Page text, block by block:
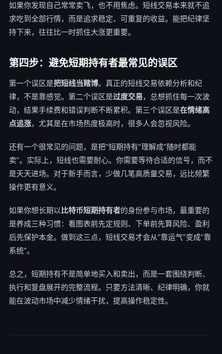
如果你发现自己常常卖飞，也不用焦虑。短线交易本来就不追
求吃到全部行情，而是追求稳定、可重复的收益。能把纪律坚
持下来，往往比一时抓住大涨更重要。
第四步：避免短期持有者最常见的误区
第一个误区是把短线当赌博。真正的短线交易依赖分析和纪
律，不是靠感觉。第二个误区是过度交易，总想抓住每一次波
动，结果手续费和错误判断不断累积。第三个误区是在情绪高
点追涨，尤其是在市场热度极高时，很多人会忽视风险。
还有一个很常见的问题，是把“短期持有”理解成“随时都能
卖”。实际上，短线也需要耐心。你需要等待合适的信号，而不
是天天进场。对于新手而言，少做几笔高质量交易，远比频繁
操作更有意义。
如果你想长期以比特币短期持有者的身份参与市场，最重要的
是养成三种习惯：看图表前先定规则、下单前先算风险、盈利
后先保护本金。做到这三点，短线交易才会从“靠运气”变成“靠
系统”。
总之，短期持有不是简单地买入和卖出，而是一套围绕判断、
执行和复盘展开的完整流程。只要方法清晰、纪律明确，你就
能在波动市场中减少情绪干扰，提高操作稳定性。